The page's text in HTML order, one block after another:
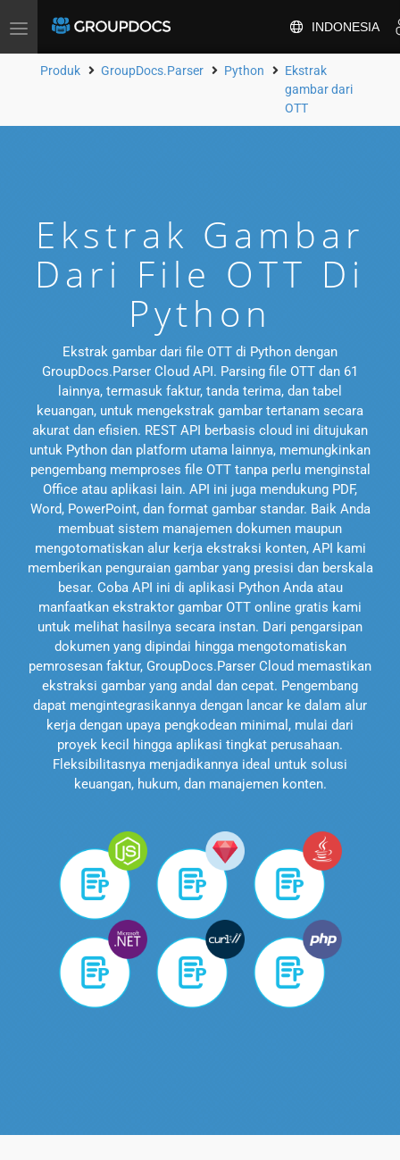
Alihkan
INDONESIA
Produk GroupDocs.Parser Python
Ekstrak
gambar dari
OTT
Ekstrak Gambar
Dari File OTT Di
Python
Ekstrak gambar dari file OTT di Python dengan
GroupDocs.Parser Cloud API. Parsing file OTT dan 61
lainnya, termasuk faktur, tanda terima, dan tabel
keuangan, untuk mengekstrak gambar tertanam secara
akurat dan efisien. REST API berbasis cloud ini ditujukan
untuk Python dan platform utama lainnya, memungkinkan
pengembang memproses file OTT tanpa perlu menginstal
Office atau aplikasi lain. API ini juga mendukung PDF,
Word, PowerPoint, dan format gambar standar. Baik Anda
membuat sistem manajemen dokumen maupun
mengotomatiskan alur kerja ekstraksi konten, API kami
memberikan penguraian gambar yang presisi dan berskala
besar. Coba API ini di aplikasi Python Anda atau
manfaatkan ekstraktor gambar OTT online gratis kami
untuk melihat hasilnya secara instan. Dari pengarsipan
dokumen yang dipindai hingga mengotomatiskan
pemrosesan faktur, GroupDocs.Parser Cloud memastikan
ekstraksi gambar yang andal dan cepat. Pengembang
dapat mengintegrasikannya dengan lancar ke dalam alur
kerja dengan upaya pengkodean minimal, mulai dari
proyek kecil hingga aplikasi tingkat perusahaan.
Fleksibilitasnya menjadikannya ideal untuk solusi
keuangan, hukum, dan manajemen konten.